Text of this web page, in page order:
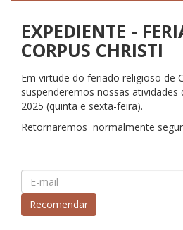
EXPEDIENTE -
CORPUS CHRISTI
Em virtude do feriado religioso de
suspenderemos nossas atividades
2025 (quinta e sexta-feira).
Retornaremos normalmente